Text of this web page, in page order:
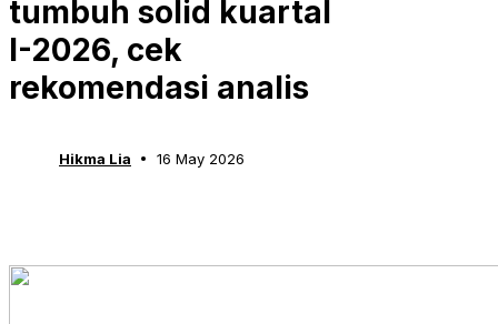
tumbuh solid kuartal
I-2026, cek
rekomendasi analis
Hikma Lia 16 May 2026